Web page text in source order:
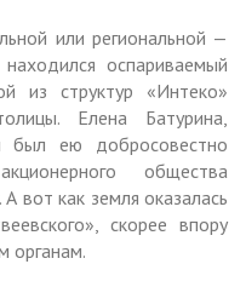
или региональной —
оспариваемый
из структур «Интеко»
Елена Батурина,
был ею добросовестно
общества
вот как земля оказалась
скорее впору
органам.